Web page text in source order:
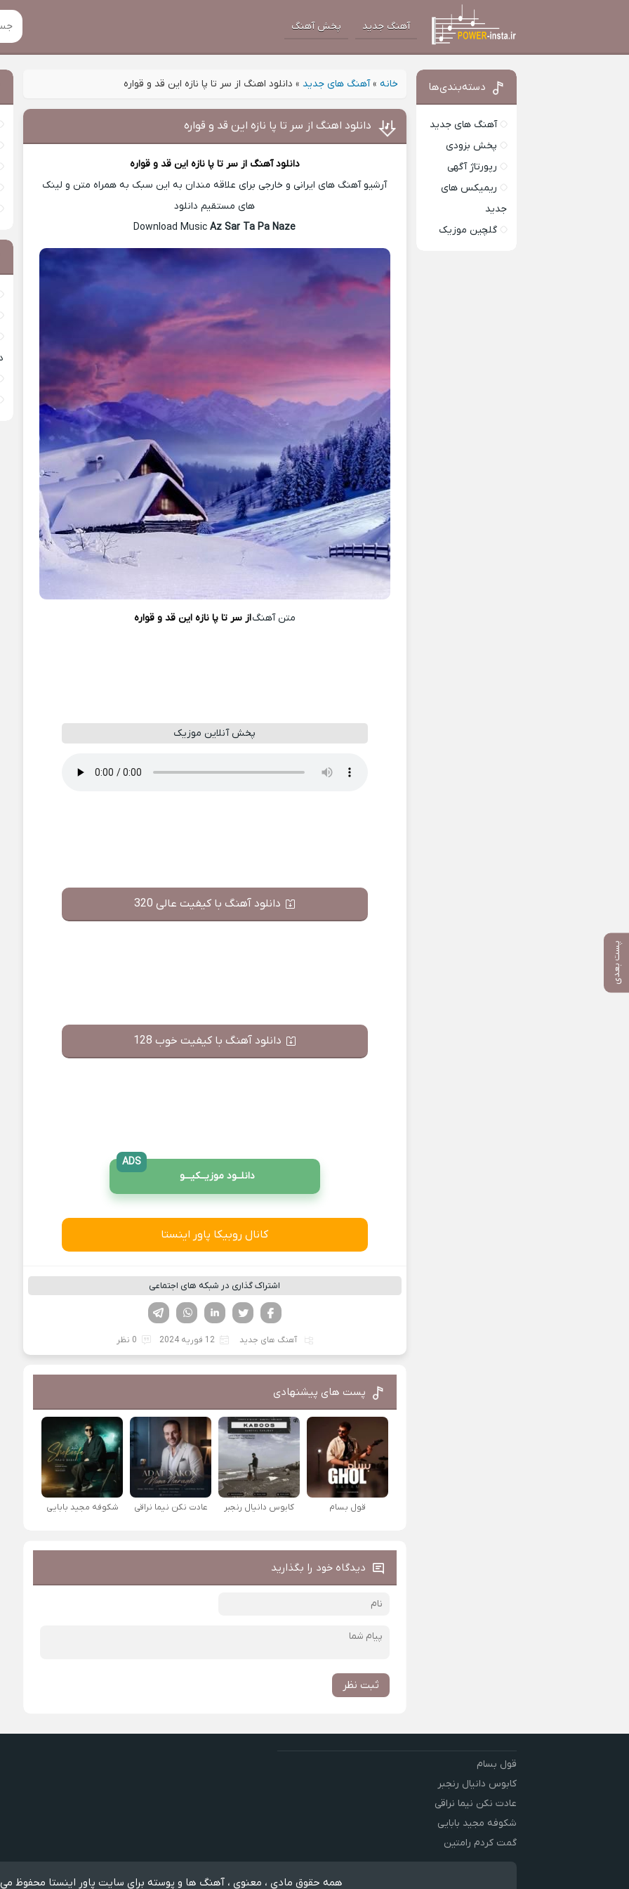
آهنگ جدید پخش آهنگ
خانه »آهنگ های جدید » دانلود اهنگ از سر تا پا نازه این قد و قواره
پست بعدی
دانلود اهنگ از سر تا پا نازه این قد و قواره
دانلود آهنگ از سر تا پا نازه این قد و قواره
آرشیو آهنگ های ایرانی و خارجی برای علاقه مندان به این سبک به همراه متن و لینک
های مستقیم دانلود
Download Music
Az Sar Ta Pa Naze
متن آهنگاز سر تا پا نازه این قد و قواره
پخش آنلاین موزیک
دانلود آهنگ با کیفیت عالی 320
دانلود آهنگ با کیفیت خوب 128
دانلــود موزیــکیـــو
ADS
کانال روبیکا پاور اینستا
اشتراک گذاری در شبکه های اجتماعی
لینکدین تویتر
فیسوک
آهنگ های جدید 12 فوریه 2024 0 نظر
پست های پیشنهادی
قول بسام کابوس دانیال رنجبر عادت نکن نیما نراقی شکوفه مجید بابایی
دیدگاه خود را بگذارید
ثبت نظر
دسته‌بندی‌ها
آهنگ های جدید
پخش بزودی
رپورتاژ آگهی
ریمیکس های
جدید
گلچین موزیک
قول بسام
کابوس دانیال رنجبر
عادت نکن نیما نراقی
شکوفه مجید بابایی
گمت کردم رامتین
همه حقوق مادی ، معنوی ، آهنگ ها و پوسته برای سایت پاور اینستا محفوظ